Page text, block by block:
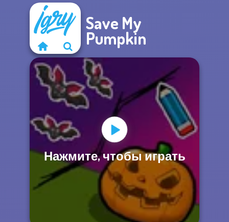
Save My
Pumpkin
Нажмите, чтобы играть